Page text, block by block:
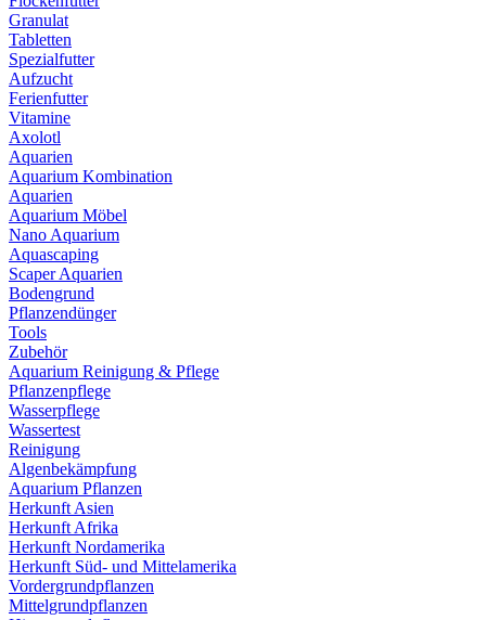
Granulat
Tabletten
Spezialfutter
Aufzucht
Ferienfutter
Vitamine
Axolotl
Aquarien
Aquarium Kombination
Aquarien
Aquarium Möbel
Nano Aquarium
Aquascaping
Scaper Aquarien
Bodengrund
Pflanzendünger
Tools
Zubehör
Aquarium Reinigung & Pflege
Pflanzenpflege
Wasserpflege
Wassertest
Reinigung
Algenbekämpfung
Aquarium Pflanzen
Herkunft Asien
Herkunft Afrika
Herkunft Nordamerika
Herkunft Süd- und Mittelamerika
Vordergrundpflanzen
Mittelgrundpflanzen